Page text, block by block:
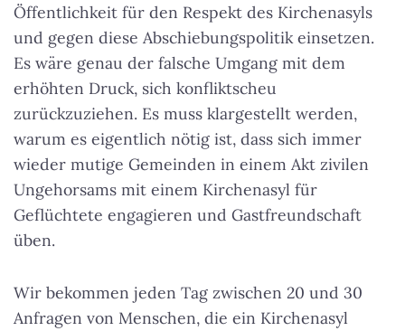
Öffentlichkeit für den Respekt des Kirchenasyls
und gegen diese Abschiebungspolitik einsetzen.
Es wäre genau der falsche Umgang mit dem
erhöhten Druck, sich konfliktscheu
zurückzuziehen. Es muss klargestellt werden,
warum es eigentlich nötig ist, dass sich immer
wieder mutige Gemeinden in einem Akt zivilen
Ungehorsams mit einem Kirchenasyl für
Geflüchtete engagieren und Gastfreundschaft
üben.
Wir bekommen jeden Tag zwischen 20 und 30
Anfragen von Menschen, die ein Kirchenasyl